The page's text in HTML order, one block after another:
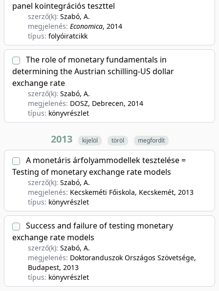
panel kointegrációs teszttel
szerző(k): Szabó, A.
megjelenés: Economica, 2014
típus: folyóiratcikk
The role of monetary fundamentals in
determining the Austrian schilling-US dollar
exchange rate
szerző(k): Szabó, A.
megjelenés: DOSZ, Debrecen, 2014
típus: könyvrészlet
2013 kijelöl töröl megfordít
A monetáris árfolyammodellek tesztelése =
Testing of monetary exchange rate models
szerző(k): Szabó, A.
megjelenés: Kecskeméti Főiskola, Kecskemét, 2013
típus: könyvrészlet
Success and failure of testing monetary
exchange rate models
szerző(k): Szabó, A.
megjelenés: Doktoranduszok Országos Szövetsége,
Budapest, 2013
típus: könyvrészlet